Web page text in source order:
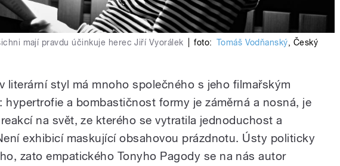
mají pravdu účinkuje herec Jiří Vyorálek foto: Tomáš Vodňanský, Český
literární styl má mnoho společného s jeho filmařským
hypertrofie a bombastičnost formy je záměrná a nosná, je
na svět, ze kterého se vytratila jednoduchost a
exhibicí maskující obsahovou prázdnotu. Ústy politicky
zato empatického Tonyho Pagody se na nás autor